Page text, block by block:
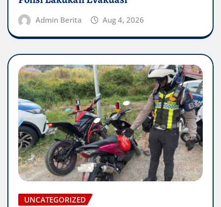
Admin Berita Aug 4, 2026
UNCATEGORIZED